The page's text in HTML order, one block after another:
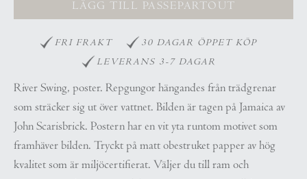
LÄGG TILL PASSEPARTOUT
FRI FRAKT
30 DAGAR ÖPPET KÖP
LEVERANS 3-7 DAGAR
River Swing, poster. Repgungor hängandes från trädgrenar
som sträcker sig ut över vattnet. Bilden är tagen på Jamaica av
John Scarisbrick. Postern har en vit yta runtom motivet som
framhäver bilden. Tryckt på matt obestruket papper av hög
kvalitet som är miljöcertifierat. Väljer du till ram och